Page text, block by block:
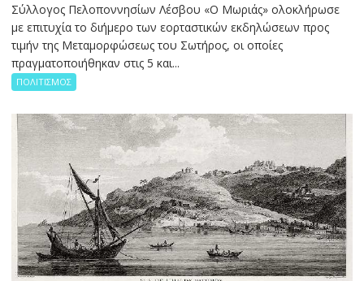
Σύλλογος Πελοποννησίων Λέσβου «Ο Μωριάς» ολοκλήρωσε
με επιτυχία το διήμερο των εορταστικών εκδηλώσεων προς
τιμήν της Μεταμορφώσεως του Σωτήρος, οι οποίες
πραγματοποιήθηκαν στις 5 και...
ΠΟΛΙΤΙΣΜΟΣ